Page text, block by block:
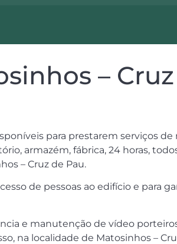
–
para prestarem serviços de
armazém, fábrica, 24 horas,
– Cruz de Pau.
de pessoas ao edifício e para
e manutenção de vídeo
na localidade de Matosinhos –